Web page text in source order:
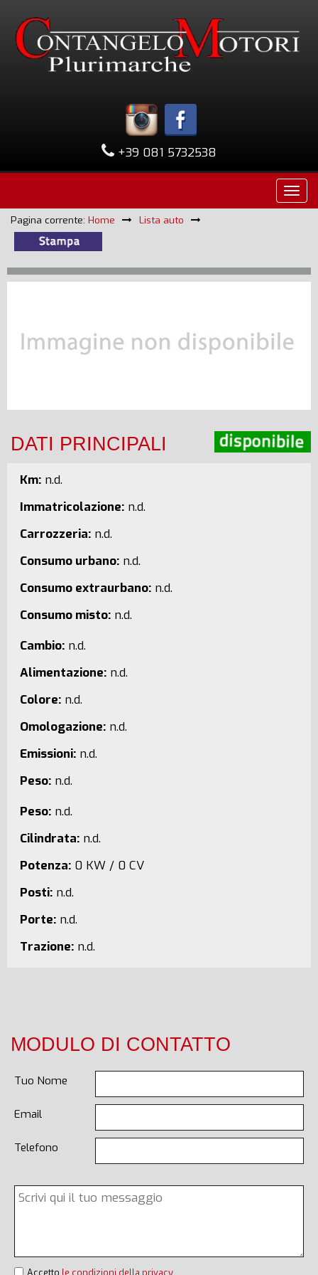
+39 081 5732538
Pagina corrente: Home Lista auto
DATI PRINCIPALI
Km: n.d.
Immatricolazione: n.d.
Carrozzeria: n.d.
Consumo urbano: n.d.
Consumo extraurbano: n.d.
Consumo misto: n.d.
Cambio: n.d.
Alimentazione: n.d.
Colore: n.d.
Omologazione: n.d.
Emissioni: n.d.
Peso: n.d.
Peso: n.d.
Cilindrata: n.d.
Potenza: 0 KW / 0 CV
Posti: n.d.
Porte: n.d.
Trazione: n.d.
MODULO DI CONTATTO
Tuo Nome
Email
Telefono
Accetto le condizioni della privacy